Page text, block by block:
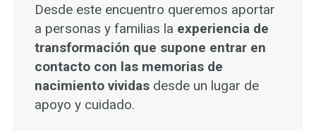
Desde este encuentro queremos aportar
a personas y familias la experiencia de
transformación que supone entrar en
contacto con las memorias de
nacimiento vividas desde un lugar de
apoyo y cuidado.